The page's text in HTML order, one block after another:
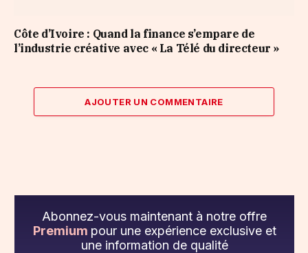
Côte d’Ivoire : Quand la finance s’empare de
l’industrie créative avec « La Télé du directeur »
AJOUTER UN COMMENTAIRE
Abonnez-vous maintenant à notre offre
Premium pour une expérience exclusive et
une information de qualité